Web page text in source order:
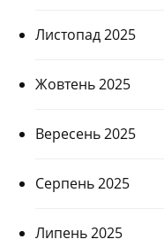
Листопад 2025
Жовтень 2025
Вересень 2025
Серпень 2025
Липень 2025